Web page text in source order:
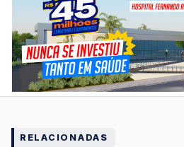
RELACIONADAS